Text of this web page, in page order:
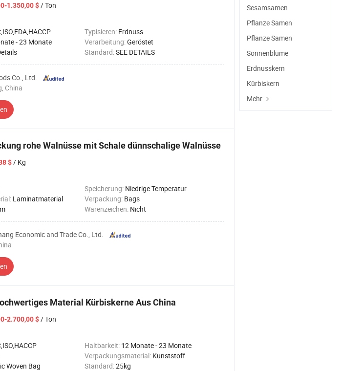
1.350,00 $/ Ton
Typisieren: Erdnuss
- 23 Monate Verarbeitung:Geröstet
Standard:SEE DETAILS
Co., Ltd.
China
rohe Walnüsse mit Schale dünnschalige Walnüsse
$/ Kg
Speicherung: Niedrige Temperatur
Laminatmaterial Verpackung: Bags
Warenzeichen: Nicht
Economic and Trade Co., Ltd.
Material Kürbiskerne Aus China
2.700,00 $/ Ton
Haltbarkeit: 12 Monate - 23 Monate
Verpackungsmaterial: Kunststoff
Woven Bag Standard:25kg
Sesamsamen
Pflanze Samen
Pflanze Samen
Sonnenblume
Erdnusskern
Kürbiskern
Mehr